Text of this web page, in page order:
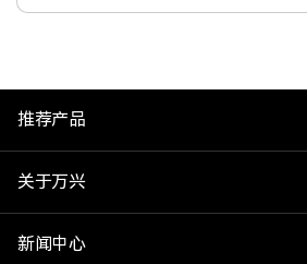
推荐产品
关于万兴
新闻中心